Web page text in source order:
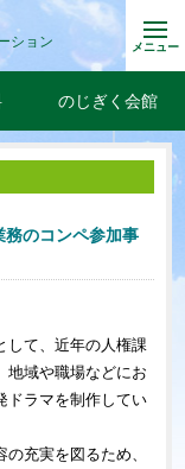
ション メニュー
のじぎく会館
務のコンペ参加事
して、近年の人権課
地域や職場などにお
ドラマを制作してい
充実を図るため、